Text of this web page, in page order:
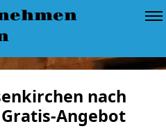
nach
Angebot